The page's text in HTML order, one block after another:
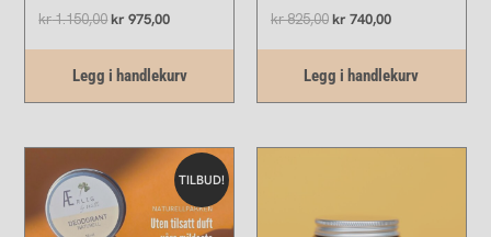
kr1.150,00kr 975,00
Legg i handlekurv
kr825,00kr 740,00
Legg i handlekurv
TILBUD!
Opprinnelig
pris
var:
kr 845,00.
Nåværende
pris
er:
kr 760,00.